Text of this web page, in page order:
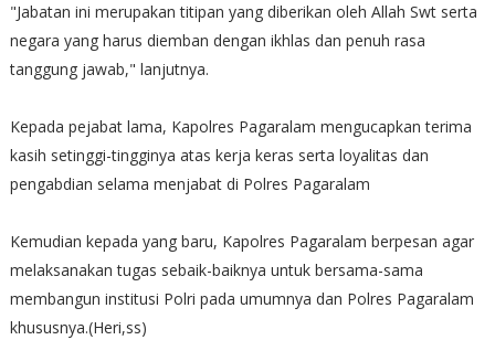
"Jabatan ini merupakan titipan yang diberikan oleh Allah Swt serta
negara yang harus diemban dengan ikhlas dan penuh rasa
tanggung jawab," lanjutnya.
Kepada pejabat lama, Kapolres Pagaralam mengucapkan terima
kasih setinggi-tingginya atas kerja keras serta loyalitas dan
pengabdian selama menjabat di Polres Pagaralam
Kemudian kepada yang baru, Kapolres Pagaralam berpesan agar
melaksanakan tugas sebaik-baiknya untuk bersama-sama
membangun institusi Polri pada umumnya dan Polres Pagaralam
khususnya.(Heri,ss)